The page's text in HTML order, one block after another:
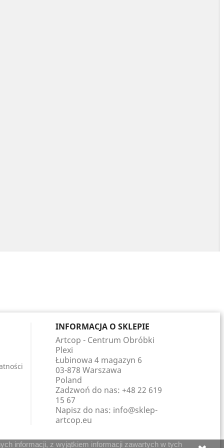
INFORMACJA O SKLEPIE
Artcop - Centrum Obróbki
Plexi
Łubinowa 4 magazyn 6
03-878 Warszawa
Poland
Zadzwoń do nas: +48 22 619
15 67
Napisz do nas: info@sklep-
artcop.eu
informacji, z wyjątkiem informacji zawartych w tych